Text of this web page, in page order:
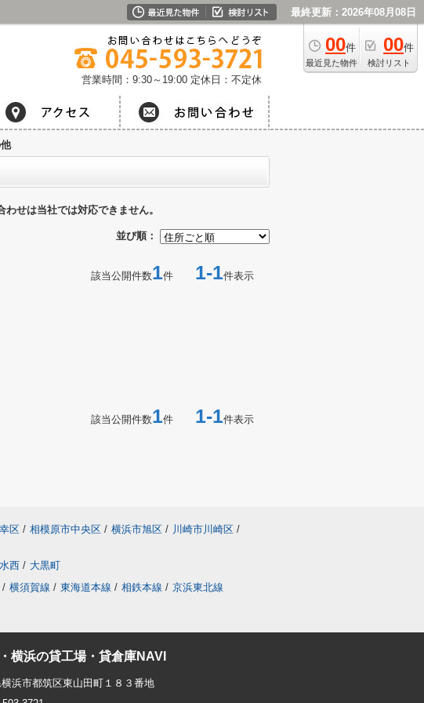
最終更新：2026年08月08日
00件
最近見た物件
00件
検討リスト
営業時間：9:30～19:00 定休日：不定休
せは当社では対応できません。
並び順：
該当公開件数1件 1-1件表示
該当公開件数1件 1-1件表示
区 / 相模原市中央区 / 横浜市旭区 / 川崎市川崎区 /
西 / 大黒町
/ 横須賀線 / 東海道本線 / 相鉄本線 / 京浜東北線
横浜の貸工場・貸倉庫NAVI
浜市都筑区東山田町１８３番地